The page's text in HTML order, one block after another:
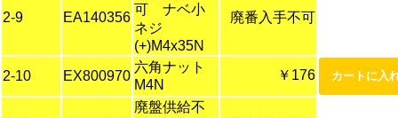
2-9 EA140356
可 ナベ小
ネジ
(+)M4x35N
廃番入手不可
2-10 EX800970
六角ナット
M4N
￥176
廃盤供給不